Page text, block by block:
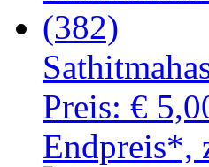
Preis: €
Endpreis*,